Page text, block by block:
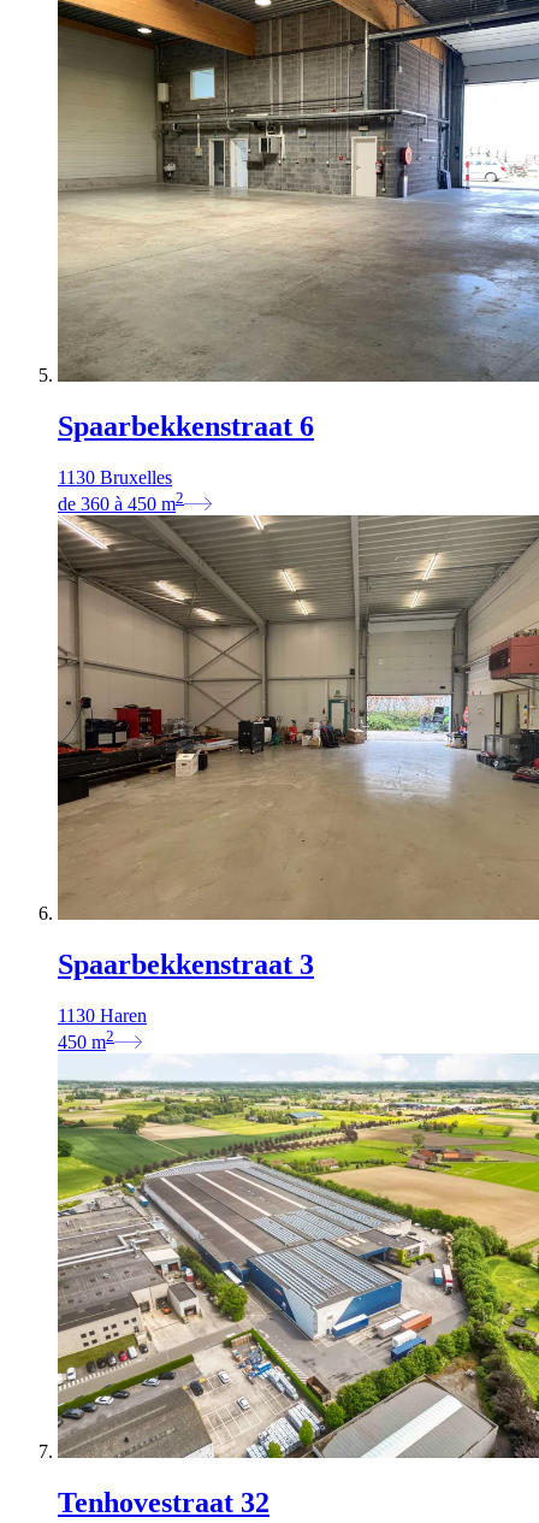
Spaarbekkenstraat 6
1130 Bruxelles
de 360 à 450 m2
Spaarbekkenstraat 3
1130 Haren
450 m2
Tenhovestraat 32